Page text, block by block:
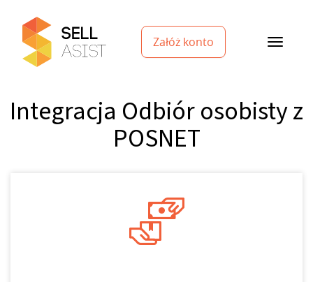
Załóż konto
Integracja Odbiór osobisty z
POSNET